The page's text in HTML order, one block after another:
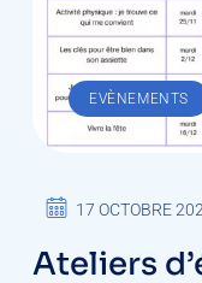
EVÈNEMENTS
17 OCTOBRE
Ateliers